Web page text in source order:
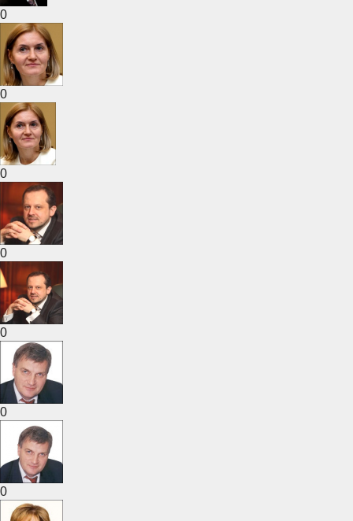
0
0
0
0
0
0
0